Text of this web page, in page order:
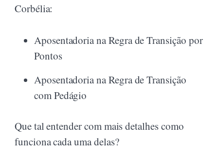
Corbélia:
Aposentadoria na Regra de Transição por
Pontos
Aposentadoria na Regra de Transição
com Pedágio
Que tal entender com mais detalhes como
funciona cada uma delas?